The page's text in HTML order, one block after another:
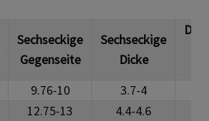
Sechseckige
Gegenseite
Sechseckige
Dicke
9.76-10 3.7-4
12.75-13 4.4-4.6